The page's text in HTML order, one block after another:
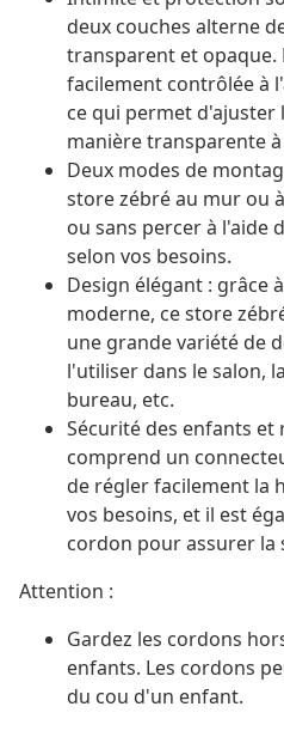
deux couches alterne
transparent et opaque.
facilement contrôlée à
ce qui permet d'ajuster
manière transparente
Deux modes de
store zébré au mur ou
ou sans percer à l'aide
selon vos besoins.
Design élégant : grâce
moderne, ce store
une grande variété de
l'utiliser dans le salon,
bureau, etc.
Sécurité des enfants et
comprend un
de régler facilement la
vos besoins, et il est
cordon pour assurer la
Attention :
Gardez les cordons
enfants. Les cordons
du cou d'un enfant.